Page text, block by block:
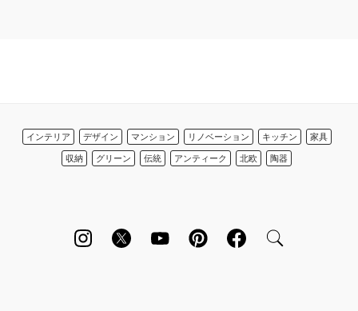
インテリア デザイン マンション リノベーション キッチン
家具
収納
グリーン 伝統 アンティーク 北欧 陶器